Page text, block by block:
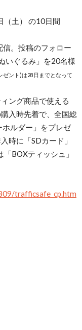
（土） の10日間
信。投稿のフォロー
いぐるみ」を20名様
ント)は28日までとなって
ング商品で使える
入時先着で、全国総
ルダー」をプレゼ
時に「SDカード」
BOXティッシュ」
trafficsafe_cp.htm